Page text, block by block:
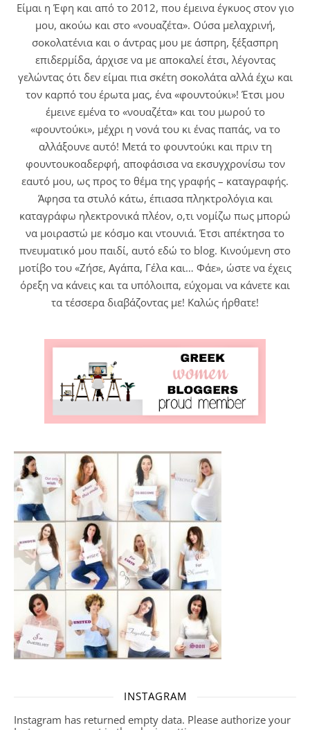
Είμαι η Έφη και από το 2012, που έμεινα έγκυος στον γιο
μου, ακούω και στο «νουαζέτα». Ούσα μελαχρινή,
σοκολατένια και ο άντρας μου με άσπρη, ξέξασπρη
επιδερμίδα, άρχισε να με αποκαλεί έτσι, λέγοντας
γελώντας ότι δεν είμαι πια σκέτη σοκολάτα αλλά έχω και
τον καρπό του έρωτα μας, ένα «φουντούκι»! Έτσι μου
έμεινε εμένα το «νουαζέτα» και του μωρού το
«φουντούκι», μέχρι η νονά του κι ένας παπάς, να το
αλλάξουνε αυτό! Μετά το φουντούκι και πριν τη
φουντουκοαδερφή, αποφάσισα να εκσυγχρονίσω τον
εαυτό μου, ως προς το θέμα της γραφής – καταγραφής.
Άφησα τα στυλό κάτω, έπιασα πληκτρολόγια και
καταγράφω ηλεκτρονικά πλέον, ο,τι νομίζω πως μπορώ
να μοιραστώ με κόσμο και ντουνιά. Έτσι απέκτησα το
πνευματικό μου παιδί, αυτό εδώ το blog. Κινούμενη στο
μοτίβο του «Ζήσε, Αγάπα, Γέλα και… Φάε», ώστε να έχεις
όρεξη να κάνεις και τα υπόλοιπα, εύχομαι να κάνετε και
τα τέσσερα διαβάζοντας με! Καλώς ήρθατε!
INSTAGRAM
Instagram has returned empty data. Please authorize your